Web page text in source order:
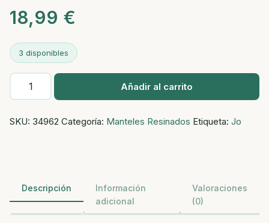
18,99 €
3 disponibles
Jo
naturalove
original
Añadir al carrito
SKU: 34962 Categoría: Manteles Resinados Etiqueta: Jo
Descripción
Información
adicional
Valoraciones
(0)